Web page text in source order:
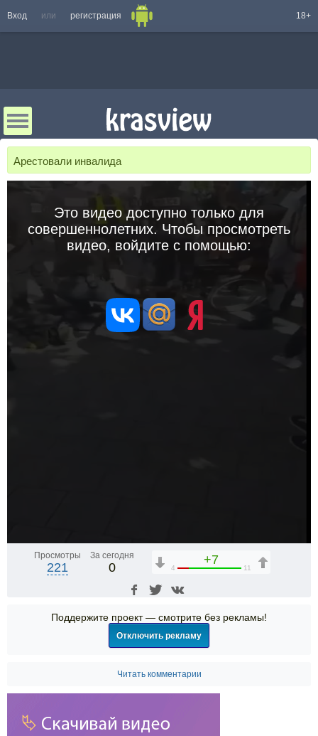
Вход или регистрация 18+
Арестовали инвалида
Это видео доступно только для
совершеннолетних. Чтобы просмотреть
видео, войдите с помощью:
Просмотры
221
За сегодня
0
+7
4 11
Поддержите проект — смотрите без рекламы!
Отключить рекламу
Читать комментарии